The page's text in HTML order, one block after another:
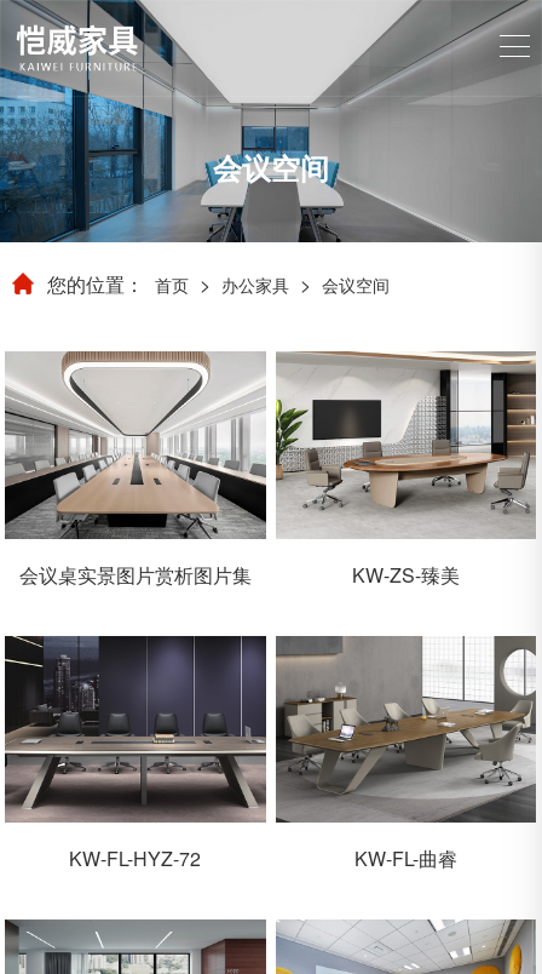
会议空间
您的位置： 首页 > 办公家具 > 会议空间
会议桌实景图片赏析图片集 KW-ZS-臻美
KW-FL-HYZ-72 KW-FL-曲睿